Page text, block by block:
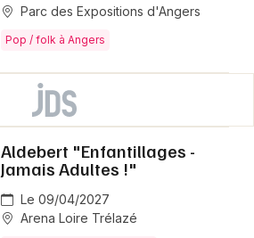
Parc des Expositions d'Angers
Pop / folk à Angers
Aldebert "Enfantillages -
Jamais Adultes !"
Le 09/04/2027
Arena Loire Trélazé